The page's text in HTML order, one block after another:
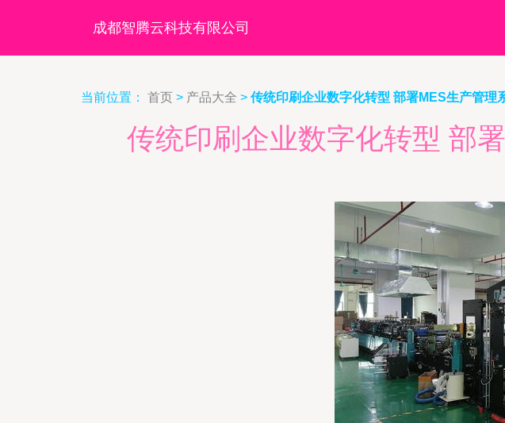
成都智腾云科技有限公司
当前位置： 首页 > 产品大全 > 传统印刷企业数字化转型 部署MES生产管理
传统印刷企业数字化转型 部